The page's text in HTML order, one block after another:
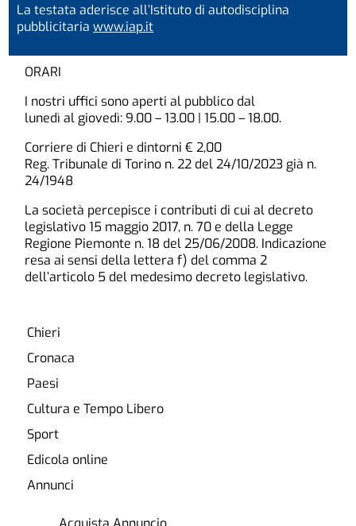
La testata aderisce all’Istituto di autodisciplina
pubblicitariawww.iap.it
ORARI
I nostri uffici sono aperti al pubblico dal
lunedì al giovedì: 9.00 – 13.00 | 15.00 – 18.00.
Corriere di Chieri e dintorni € 2,00
Reg. Tribunale di Torino n. 22 del 24/10/2023 già n.
24/1948
La società percepisce i contributi di cui al decreto
legislativo 15 maggio 2017, n. 70 e della Legge
Regione Piemonte n. 18 del 25/06/2008. Indicazione
resa ai sensi della lettera f) del comma 2
dell’articolo 5 del medesimo decreto legislativo.
Chieri
Cronaca
Paesi
Cultura e Tempo Libero
Sport
Edicola online
Annunci